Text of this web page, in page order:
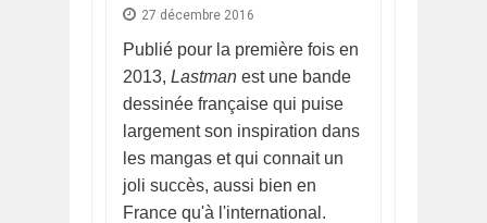
27 décembre 2016
Publié pour la première fois en
2013, Lastman est une bande
dessinée française qui puise
largement son inspiration dans
les mangas et qui connait un
joli succès, aussi bien en
France qu'à l'international.